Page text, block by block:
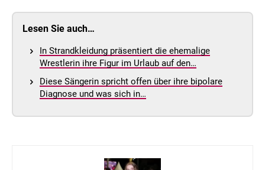
Lesen Sie auch…
In Strandkleidung präsentiert die ehemalige
Wrestlerin ihre Figur im Urlaub auf den…
Diese Sängerin spricht offen über ihre bipolare
Diagnose und was sich in…